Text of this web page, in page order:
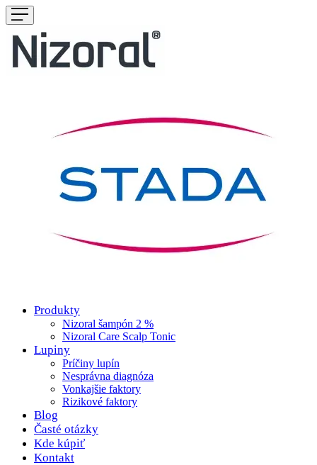
Produkty
Nizoral šampón 2 %
Nizoral Care Scalp Tonic
Lupiny
Príčiny lupín
Nesprávna diagnóza
Vonkajšie faktory
Rizikové faktory
Blog
Časté otázky
Kde kúpiť
Kontakt